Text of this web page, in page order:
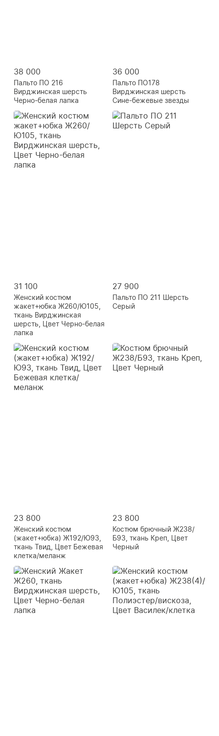
38 000
Пальто ПО 216
Вирджинская шерсть
Черно-белая лапка
36 000
Пальто ПО178
Вирджинская шерсть
Сине-бежевые звезды
31 100
Женский костюм
жакет+юбка Ж260/Ю105,
ткань Вирджинская
шерсть, Цвет Черно-белая
лапка
27 900
Пальто ПО 211 Шерсть
Серый
23 800
Женский костюм
(жакет+юбка) Ж192/Ю93,
ткань Твид, Цвет Бежевая
клетка/меланж
23 800
Костюм брючный Ж238/
Б93, ткань Креп, Цвет
Черный